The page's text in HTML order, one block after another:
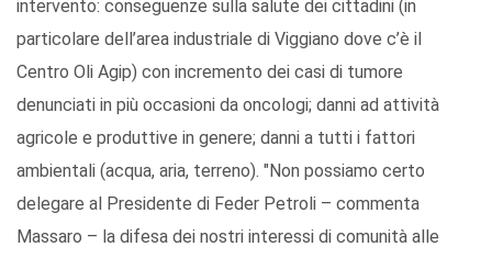
intervento: conseguenze sulla salute dei cittadini (in
particolare dell’area industriale di Viggiano dove c’è il
Centro Oli Agip) con incremento dei casi di tumore
denunciati in più occasioni da oncologi; danni ad attività
agricole e produttive in genere; danni a tutti i fattori
ambientali (acqua, aria, terreno). "Non possiamo certo
delegare al Presidente di Feder Petroli – commenta
Massaro – la difesa dei nostri interessi di comunità alle